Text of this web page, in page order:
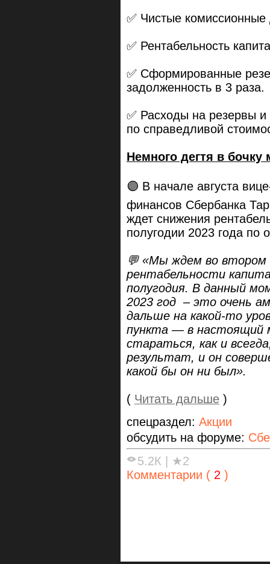
✅ Чистые
✅ Рентабельность
✅ Сформированные
задолженность в 3 раза.
✅ Расходы на резервы
по справедливой
Немного дегтя в бочку
🟣 В начале августа
финансов Сбербанка
ждет снижения
полугодии 2023 года
💬 «Мы ждем во втором
рентабельности
полугодия. В данный
2023 год – это очень
дальше на какой-то
пункта — в настоящий
стараться, как и
результат, и он
какой бы он ни был».
( Читать дальше )
спецраздел: Акции
обсудить на форуме:
5.2К
★2
Комментарии ( 2 )